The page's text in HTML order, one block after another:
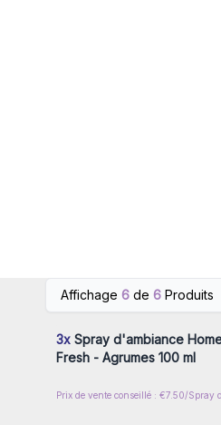
Affichage 6 de 6 Produits
vous pour accéder aux prix de
gros
3x Spray d'ambiance
Fresh - Agrumes 100 ml
Connectez-vous ou inscrivez-